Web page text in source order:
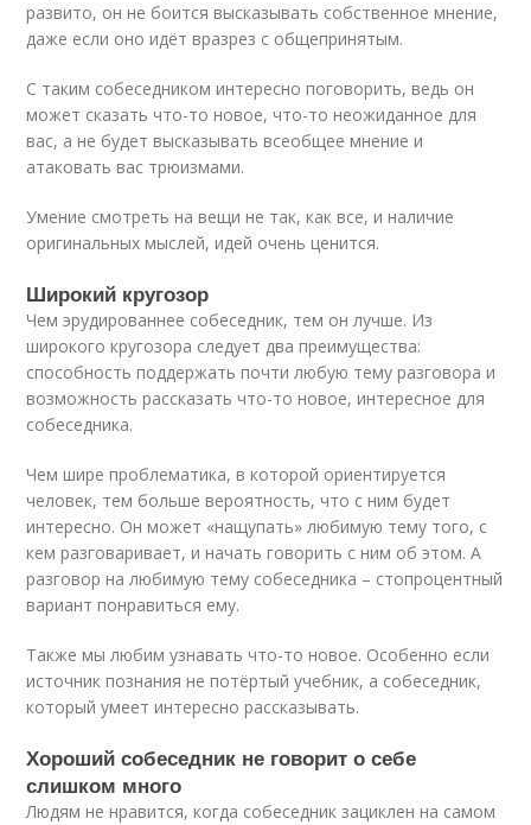
развито, он не боится высказывать собственное мнение,
даже если оно идёт вразрез с общепринятым.
С таким собеседником интересно поговорить, ведь он
может сказать что-то новое, что-то неожиданное для
вас, а не будет высказывать всеобщее мнение и
атаковать вас трюизмами.
Умение смотреть на вещи не так, как все, и наличие
оригинальных мыслей, идей очень ценится.
Широкий кругозор
Чем эрудированнее собеседник, тем он лучше. Из
широкого кругозора следует два преимущества:
способность поддержать почти любую тему разговора и
возможность рассказать что-то новое, интересное для
собеседника.
Чем шире проблематика, в которой ориентируется
человек, тем больше вероятность, что с ним будет
интересно. Он может «нащупать» любимую тему того, с
кем разговаривает, и начать говорить с ним об этом. А
разговор на любимую тему собеседника – стопроцентный
вариант понравиться ему.
Также мы любим узнавать что-то новое. Особенно если
источник познания не потёртый учебник, а собеседник,
который умеет интересно рассказывать.
Хороший собеседник не говорит о себе
слишком много
Людям не нравится, когда собеседник зациклен на самом